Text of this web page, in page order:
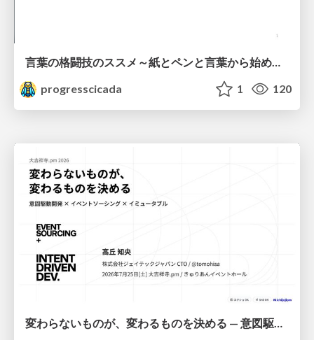
言葉の格闘技のススメ～紙とペンと言葉から始める、キャリアの描き方～
progresscicada
1 120